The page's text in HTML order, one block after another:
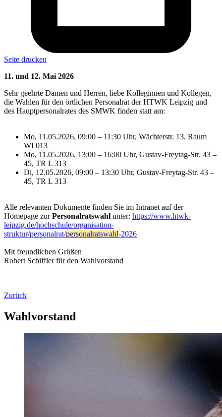
Seite drucken
11. und 12. Mai 2026
Sehr geehrte Damen und Herren, liebe Kolleginnen und Kollegen,
die Wahlen für den örtlichen Personalrat der HTWK Leipzig und
des Hauptpersonalrates des SMWK finden statt am:
Mo, 11.05.2026, 09:00 – 11:30 Uhr, Wächterstr. 13, Raum
WI 013
Mo, 11.05.2026, 13:00 – 16:00 Uhr, Gustav-Freytag-Str. 43 –
45, TR L 313
Di, 12.05.2026, 09:00 – 13:30 Uhr, Gustav-Freytag-Str. 43 –
45, TR L 313
Alle relevanten Dokumente finden Sie im Intranet auf der
Homepage zurPersonalratswahl unter: https://www.htwk-
leipzig.de/hochschule/organisation-
struktur/personalrat/personalratswahl-2026
Mit freundlichen Grüßen
Robert Schiffler für den Wahlvorstand
Zurück
Wahlvorstand